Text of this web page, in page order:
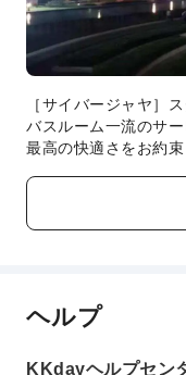
［サイバージャヤ］
バスルーム一流のサ
最高の快適さをお約
トメント（450 m²）
ポートする便利な設
います。一部の客室
があり、ゲストを楽
は、必要なバスアメ
メント（450 m²）／
ヘルプ
KKdayヘルプセン